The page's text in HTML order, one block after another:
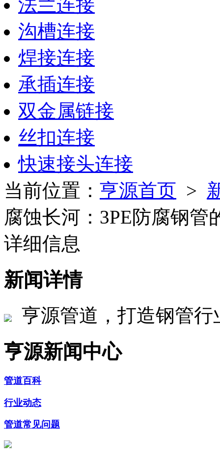
法兰连接
沟槽连接
焊接连接
承插连接
双金属链接
丝扣连接
快速接头连接
当前位置： 亨源首页 >
腐蚀长河：3PE防腐钢
详细信息
新闻详情
亨源管道，打造钢管
亨源新闻中心
管道百科
行业动态
管道常见问题